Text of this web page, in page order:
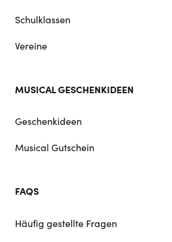
Schulklassen
Vereine
MUSICAL GESCHENKIDEEN
Geschenkideen
Musical Gutschein
FAQS
Häufig gestellte Fragen